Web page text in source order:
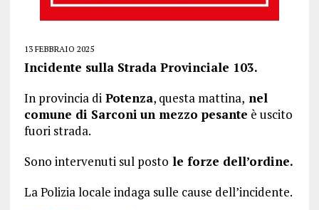
13 FEBBRAIO 2025
Incidente sulla Strada Provinciale 103.
In provincia diPotenza, questa mattina, nel
comune di Sarconi un mezzo pesante è uscito
fuori strada.
Sono intervenuti sul posto le forze dell’ordine.
La Polizia locale indaga sulle cause dell’incidente.